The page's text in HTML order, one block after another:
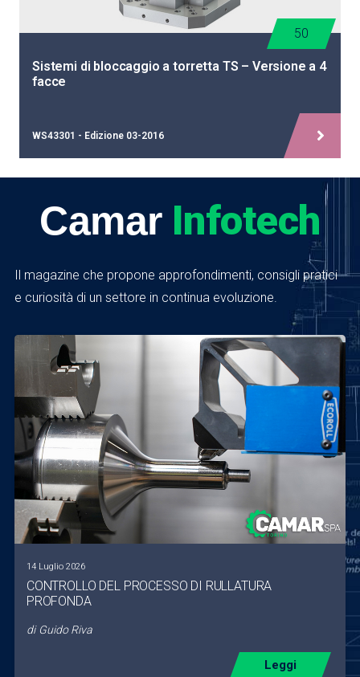
Sistemi di bloccaggio a torretta TS – Versione a 4
facce
50
WS43301 - Edizione 03-2016
Camar Infotech
Il magazine che propone approfondimenti, consigli pratici
e curiosità di un settore in continua evoluzione.
14 Luglio 2026
CONTROLLO DEL PROCESSO DI RULLATURA
PROFONDA
di Guido Riva
Leggi